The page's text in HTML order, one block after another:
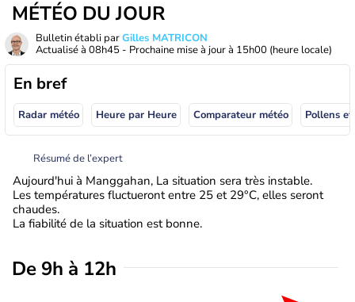
MÉTÉO DU JOUR
Bulletin établi parGilles MATRICON
Actualisé à 08h45 - Prochaine mise à jour à 15h00 (heure locale)
En bref
Radar météo Heure par Heure Comparateur météo Pollens
Résumé de l’expert
Aujourd'hui à Manggahan, La situation sera très instable.
Les températures fluctueront entre 25 et 29°C, elles seront
chaudes.
La fiabilité de la situation est bonne.
De 9h à 12h